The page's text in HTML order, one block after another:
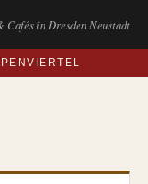
Cafés in Dresden Neustadt